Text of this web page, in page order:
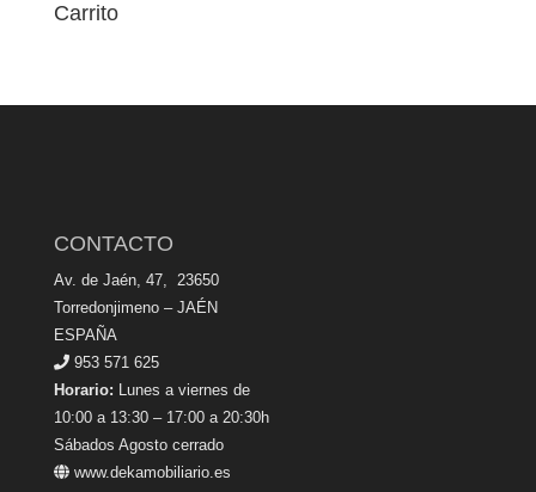
Carrito
CONTACTO
Av. de Jaén, 47, 23650
Torredonjimeno – JAÉN
ESPAÑA
953 571 625
Horario: Lunes a viernes de
10:00 a 13:30 – 17:00 a 20:30h
Sábados Agosto cerrado
www.dekamobiliario.es